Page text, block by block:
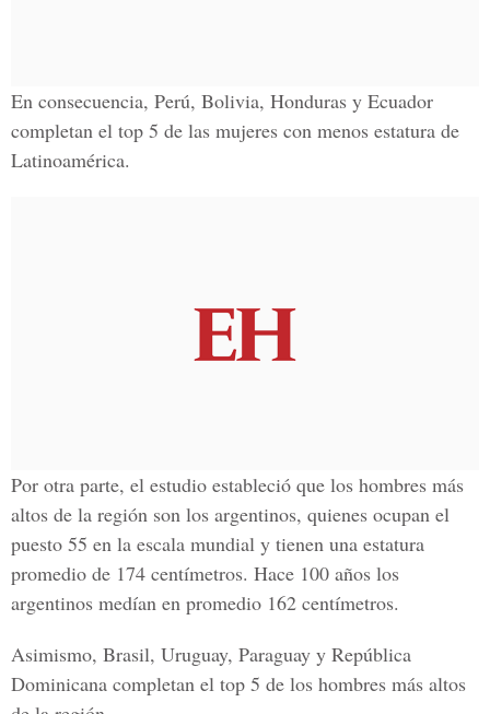
En consecuencia, Perú, Bolivia, Honduras y Ecuador
completan el top 5 de las mujeres con menos estatura de
Latinoamérica.
Por otra parte, el estudio estableció que los hombres más
altos de la región son los argentinos, quienes ocupan el
puesto 55 en la escala mundial y tienen una estatura
promedio de 174 centímetros. Hace 100 años los
argentinos medían en promedio 162 centímetros.
Asimismo, Brasil, Uruguay, Paraguay y República
Dominicana completan el top 5 de los hombres más altos